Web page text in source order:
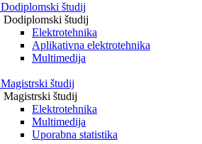
Dodiplomski študij
Dodiplomski študij
Elektrotehnika
Aplikativna elektrotehnika
Multimedija
Magistrski študij
Magistrski študij
Elektrotehnika
Multimedija
Uporabna statistika